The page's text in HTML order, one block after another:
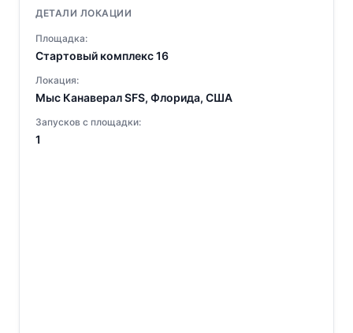
ДЕТАЛИ ЛОКАЦИИ
Площадка:
Стартовый комплекс 16
Локация:
Мыс Канаверал SFS, Флорида, США
Запусков с площадки:
1